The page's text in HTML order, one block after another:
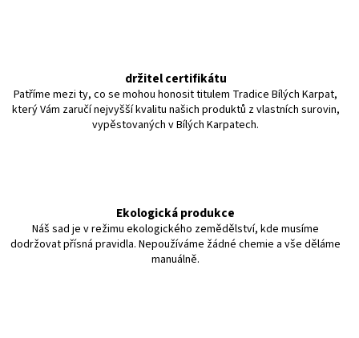
držitel certifikátu
Patříme mezi ty, co se mohou honosit titulem Tradice Bílých Karpat,
který Vám zaručí nejvyšší kvalitu našich produktů z vlastních surovin,
vypěstovaných v Bílých Karpatech.
Ekologická produkce
Náš sad je v režimu ekologického zemědělství, kde musíme
dodržovat přísná pravidla. Nepoužíváme žádné chemie a vše děláme
manuálně.